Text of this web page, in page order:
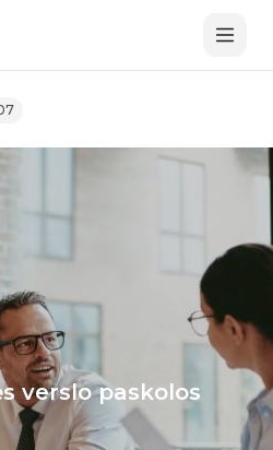
verslo paskolos